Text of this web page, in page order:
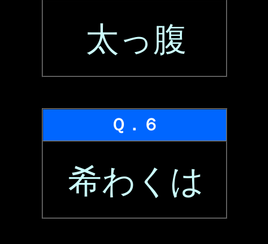
太っ腹
Ｑ．６
希わくは